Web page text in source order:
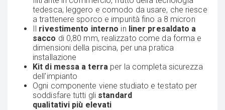
tedesca, leggero e comodo da usare, che riesce
a trattenere sporco e impurità fino a 8 micron
Il rivestimento interno in liner presaldato a
sacco di 0,80 mm, realizzato come da forma e
dimensioni della piscina, per una pratica
installazione
Kit di messa a terra per la completa sicurezza
dell'impianto
Ogni componente viene studiato e testato per
soddisfare tutti gli standard
qualitativi più elevati